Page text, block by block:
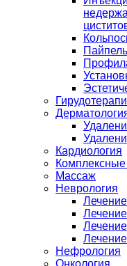
Кардиология
Массаж
Неврология
Нефрология